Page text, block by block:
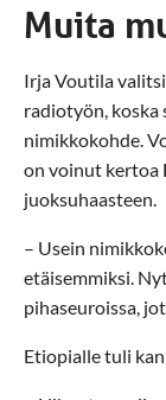
Muita
Irja Voutila
radiotyön, koska
nimikkokohde.
on voinut kertoa
juoksuhaasteen.
– Usein
etäisemmiksi.
pihaseuroissa,
Etiopialle tuli